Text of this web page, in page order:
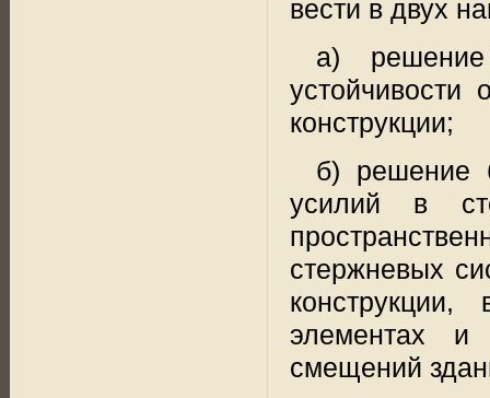
вести в двух
а)
устойчивости
конструкции;
б) решение
усилий в
стержневых
конструкции,
элементах и
смещений